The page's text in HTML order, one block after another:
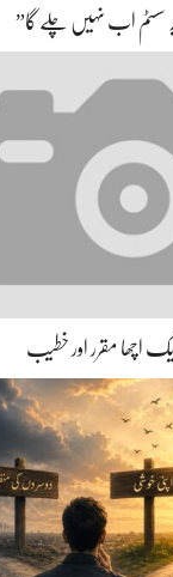
سسٹم اب نہیں چلے گا”
اچھا مقرر اور خطیب